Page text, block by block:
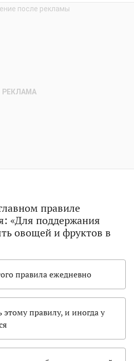
правиле
«Для поддержания
овощей и фруктов в
правила ежедневно
этому правилу, и иногда у